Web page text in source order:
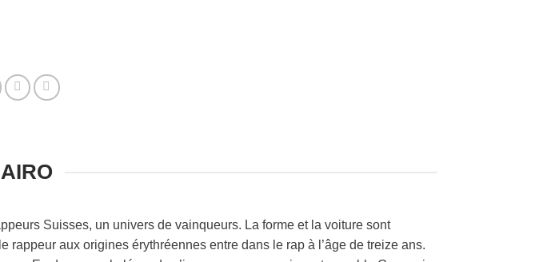
Suisses, un univers de vainqueurs. La forme et la voiture sont
aux origines érythréennes entre dans le rap à l’âge de treize ans.